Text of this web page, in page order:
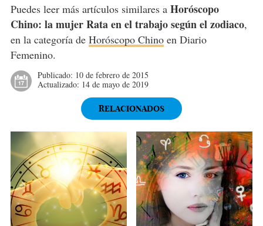
Puedes leer más artículos similares a Horóscopo
Chino: la mujer Rata en el trabajo según el zodiaco,
en la categoría de Horóscopo Chinoen Diario
Femenino.
Publicado: 10 de febrero de 2015
Actualizado: 14 de mayo de 2019
RELACIONADOS